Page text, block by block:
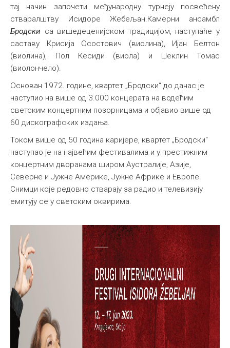
тај начин започети међународну турнеју посвећену
стваралштву Исидоре Жебељан.Камерни ансамбл
Бродски са вишедеценијском традицијом, наступаће у
саставу Крисија Осостович (виолина), Ијан Белтон
(виолина), Пол Кесиди (виола) и Џеклин Томас
(виолончело).
Основан 1972. године, квартет „Бродски“ до данас је
наступио на више од 3.000 концерата на водећим
светским концертним позорницама и објавио више од
60 дискографских издања.
Током више од 50 година каријере, квартет „Бродски“
наступао је на највећим фестивалима и у престижним
концертним дворанама широм Аустралије, Азије,
Северне и Јужне Америке, Јужне Африке и Европе.
Снимци које редовно стварaју за радио и телевизију
емитују се у светским оквирима.